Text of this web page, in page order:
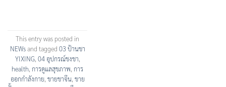
This entry was posted in
NEWsand tagged 03 ป้านชา
YIXING, 04 อุปกรณ์ชงชา,
health, การดูแลสุขภาพ, การ
ออกกำลังกาย, ขายชาจึน, ขาย